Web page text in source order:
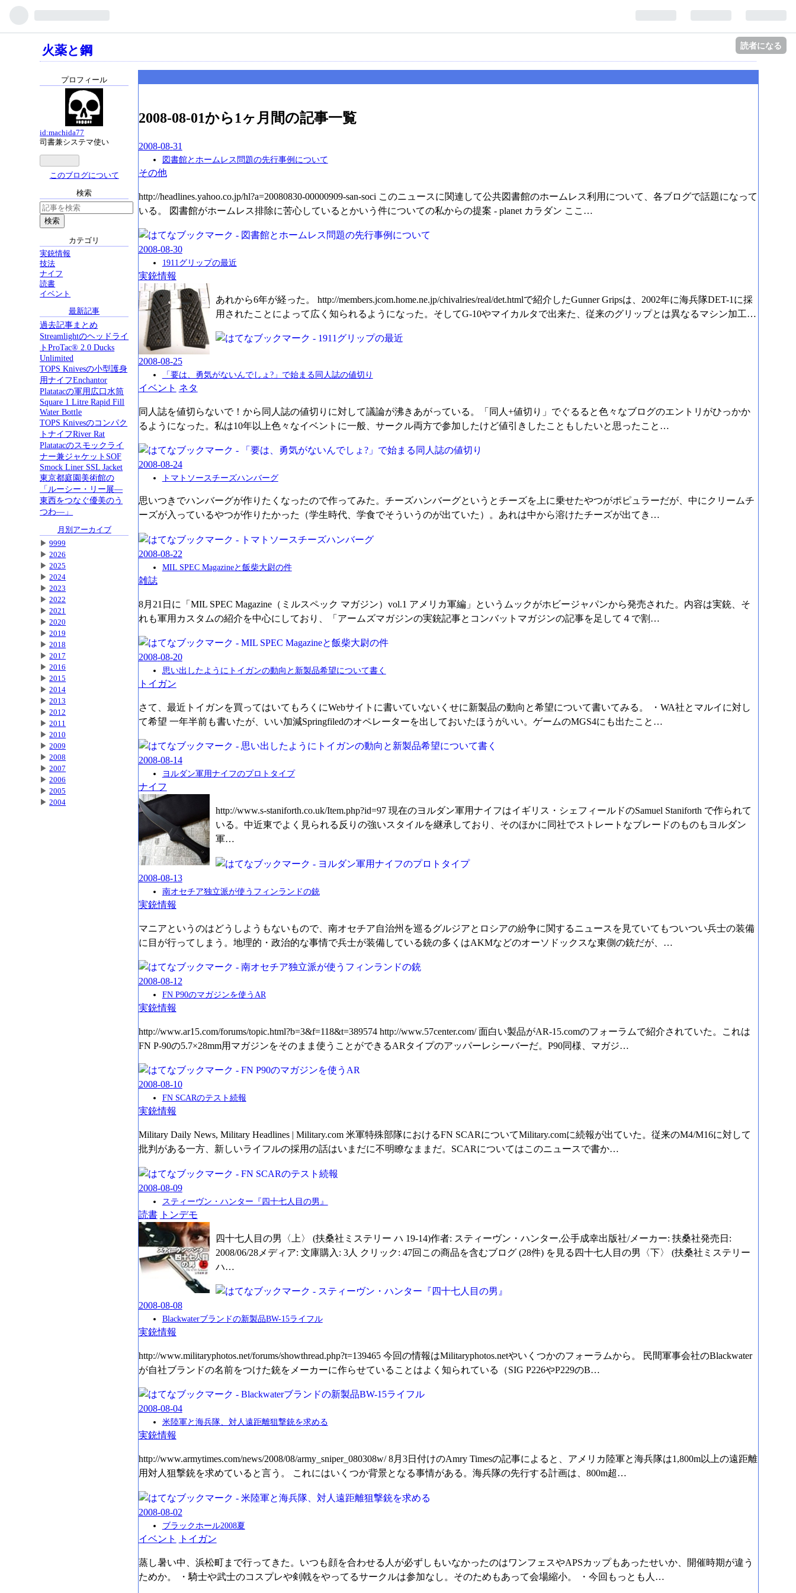
読者になる
火薬と鋼
2008-08-01から1ヶ月間の記事一覧
2008-08-31
図書館とホームレス問題の先行事例について
その他
http://headlines.yahoo.co.jp/hl?a=20080830-00000909-san-soci このニュースに関連して公共図書館のホームレス利用について、各ブログで話題になって
いる。 図書館がホームレス排除に苦心しているとかいう件についての私からの提案 - planet カラダン ここ…
2008-08-30
1911グリップの最近
実銃情報
あれから6年が経った。 http://members.jcom.home.ne.jp/chivalries/real/det.htmlで紹介したGunner Gripsは、2002年に海兵隊DET-1に採
用されたことによって広く知られるようになった。そしてG-10やマイカルタで出来た、従来のグリップとは異なるマシン加工…
2008-08-25
「要は、勇気がないんでしょ?」で始まる同人誌の値切り
イベント ネタ
同人誌を値切らないで！から同人誌の値切りに対して議論が沸きあがっている。「同人+値切り」でぐるると色々なブログのエントリがひっかか
るようになった。私は10年以上色々なイベントに一般、サークル両方で参加したけど値引きしたこともしたいと思ったこと…
2008-08-24
トマトソースチーズハンバーグ
思いつきでハンバーグが作りたくなったので作ってみた。チーズハンバーグというとチーズを上に乗せたやつがポピュラーだが、中にクリームチ
ーズが入っているやつが作りたかった（学生時代、学食でそういうのが出ていた）。あれは中から溶けたチーズが出てき…
2008-08-22
MIL SPEC Magazineと飯柴大尉の件
雑誌
8月21日に「MIL SPEC Magazine（ミルスペック マガジン）vol.1 アメリカ軍編」というムックがホビージャパンから発売された。内容は実銃、そ
れも軍用カスタムの紹介を中心にしており、「アームズマガジンの実銃記事とコンバットマガジンの記事を足して４で割…
2008-08-20
思い出したようにトイガンの動向と新製品希望について書く
トイガン
さて、最近トイガンを買ってはいてもろくにWebサイトに書いていないくせに新製品の動向と希望について書いてみる。 ・WA社とマルイに対し
て希望 一年半前も書いたが、いい加減Springfiledのオペレーターを出しておいたほうがいい。ゲームのMGS4にも出たこと…
2008-08-14
ヨルダン軍用ナイフのプロトタイプ
ナイフ
http://www.s-staniforth.co.uk/Item.php?id=97 現在のヨルダン軍用ナイフはイギリス・シェフィールドのSamuel Staniforth で作られて
いる。中近東でよく見られる反りの強いスタイルを継承しており、そのほかに同社でストレートなブレードのものもヨルダン
軍…
2008-08-13
南オセチア独立派が使うフィンランドの銃
実銃情報
マニアというのはどうしようもないもので、南オセチア自治州を巡るグルジアとロシアの紛争に関するニュースを見ていてもついつい兵士の装備
に目が行ってしまう。地理的・政治的な事情で兵士が装備している銃の多くはAKMなどのオーソドックスな東側の銃だが、…
2008-08-12
FN P90のマガジンを使うAR
実銃情報
http://www.ar15.com/forums/topic.html?b=3&f=118&t=389574 http://www.57center.com/ 面白い製品がAR-15.comのフォーラムで紹介されていた。これは
FN P-90の5.7×28mm用マガジンをそのまま使うことができるARタイプのアッパーレシーバーだ。P90同様、マガジ…
2008-08-10
FN SCARのテスト続報
実銃情報
Military Daily News, Military Headlines | Military.com 米軍特殊部隊におけるFN SCARについてMilitary.comに続報が出ていた。従来のM4/M16に対して
批判がある一方、新しいライフルの採用の話はいまだに不明瞭なままだ。SCARについてはこのニュースで書か…
2008-08-09
スティーヴン・ハンター『四十七人目の男』
読書 トンデモ
四十七人目の男〈上〉 (扶桑社ミステリー ハ 19-14)作者: スティーヴン・ハンター,公手成幸出版社/メーカー: 扶桑社発売日:
2008/06/28メディア: 文庫購入: 3人 クリック: 47回この商品を含むブログ (28件) を見る四十七人目の男〈下〉 (扶桑社ミステリー
ハ…
2008-08-08
Blackwaterブランドの新製品BW-15ライフル
実銃情報
http://www.militaryphotos.net/forums/showthread.php?t=139465 今回の情報はMilitaryphotos.netやいくつかのフォーラムから。 民間軍事会社のBlackwater
が自社ブランドの名前をつけた銃をメーカーに作らせていることはよく知られている（SIG P226やP229のB…
2008-08-04
米陸軍と海兵隊、対人遠距離狙撃銃を求める
実銃情報
http://www.armytimes.com/news/2008/08/army_sniper_080308w/ 8月3日付けのAmry Timesの記事によると、アメリカ陸軍と海兵隊は1,800m以上の遠距離
用対人狙撃銃を求めていると言う。 これにはいくつか背景となる事情がある。海兵隊の先行する計画は、800m超…
2008-08-02
ブラックホール2008夏
イベント トイガン
蒸し暑い中、浜松町まで行ってきた。いつも顔を合わせる人が必ずしもいなかったのはワンフェスやAPSカップもあったせいか、開催時期が違う
ためか。 ・騎士や武士のコスプレや剣戟をやってるサークルは参加なし。そのためもあって会場縮小。 ・今回もっとも人…
プロフィール
id:machida77
司書兼システマ使い
このブログについて
検索
カテゴリ
実銃情報
技法
ナイフ
読書
イベント
最新記事
過去記事まとめ
Streamlightのヘッドライ
トProTac® 2.0 Ducks
Unlimited
TOPS Knivesの小型護身
用ナイフEnchantor
Platatacの軍用広口水筒
Square 1 Litre Rapid Fill
Water Bottle
TOPS Knivesのコンパク
トナイフRiver Rat
Platatacのスモックライ
ナー兼ジャケットSOF
Smock Liner SSL Jacket
東京都庭園美術館の
「ルーシー・リー展―
東西をつなぐ優美のう
つわ―」
月別アーカイブ
▶ 9999
▶ 2026
▶ 2025
▶ 2024
▶ 2023
▶ 2022
▶ 2021
▶ 2020
▶ 2019
▶ 2018
▶ 2017
▶ 2016
▶ 2015
▶ 2014
▶ 2013
▶ 2012
▶ 2011
▶ 2010
▶ 2009
▶ 2008
▶ 2007
▶ 2006
▶ 2005
▶ 2004